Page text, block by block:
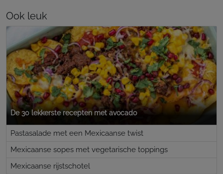
Ook leuk
De 30 lekkerste recepten met avocado
Pastasalade met een Mexicaanse twist
Mexicaanse sopes met vegetarische toppings
Mexicaanse rijstschotel